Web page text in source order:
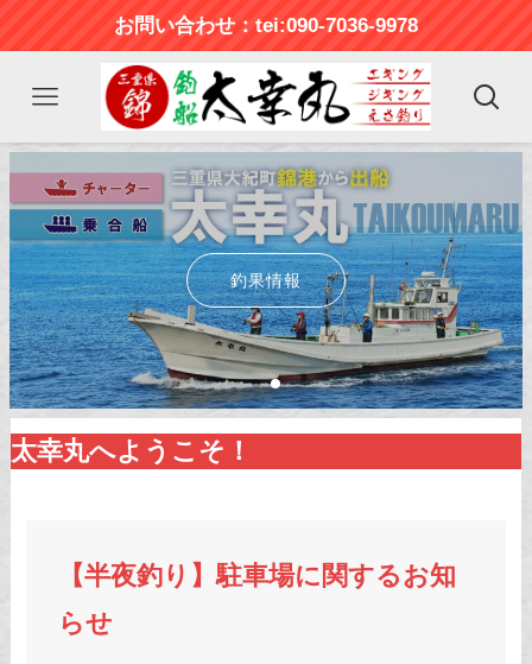
お問い合わせ：tei:090-7036-9978
釣果情報
太幸丸
又、釣りに来たくなる！！
最新釣果情報
釣果情報
太幸丸
又、釣りに来たくなる！！
最新釣果情報
太幸丸へようこそ！
【半夜釣り】駐車場に関するお知
らせ